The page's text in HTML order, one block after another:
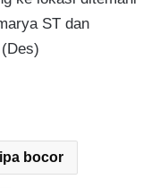
ST dan
bocor